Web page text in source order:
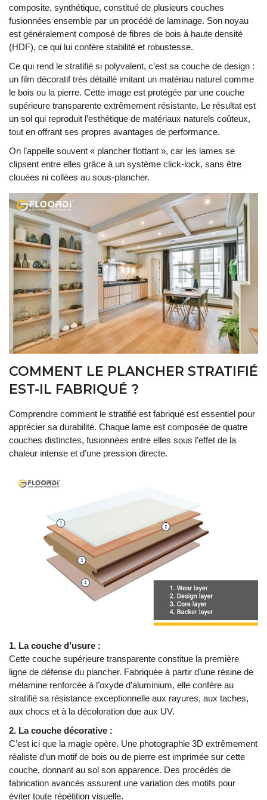
composite, synthétique, constitué de plusieurs couches
fusionnées ensemble par un procédé de laminage. Son noyau
est généralement composé de fibres de bois à haute densité
(HDF), ce qui lui confère stabilité et robustesse.
Ce qui rend le stratifié si polyvalent, c’est sa couche de design :
un film décoratif très détaillé imitant un matériau naturel comme
le bois ou la pierre. Cette image est protégée par une couche
supérieure transparente extrêmement résistante. Le résultat est
un sol qui reproduit l’esthétique de matériaux naturels coûteux,
tout en offrant ses propres avantages de performance.
On l’appelle souvent « plancher flottant », car les lames se
clipsent entre elles grâce à un système click-lock, sans être
clouées ni collées au sous-plancher.
COMMENT LE PLANCHER STRATIFIÉ
EST-IL FABRIQUÉ ?
Comprendre comment le stratifié est fabriqué est essentiel pour
apprécier sa durabilité. Chaque lame est composée de quatre
couches distinctes, fusionnées entre elles sous l’effet de la
chaleur intense et d’une pression directe.
1. La couche d’usure :
Cette couche supérieure transparente constitue la première
ligne de défense du plancher. Fabriquée à partir d’une résine de
mélamine renforcée à l’oxyde d’aluminium, elle confère au
stratifié sa résistance exceptionnelle aux rayures, aux taches,
aux chocs et à la décoloration due aux UV.
2. La couche décorative :
C’est ici que la magie opère. Une photographie 3D extrêmement
réaliste d’un motif de bois ou de pierre est imprimée sur cette
couche, donnant au sol son apparence. Des procédés de
fabrication avancés assurent une variation des motifs pour
éviter toute répétition visuelle.